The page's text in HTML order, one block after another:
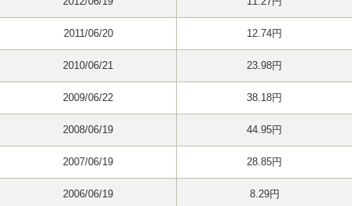
2011/06/20 12.74円
2010/06/21 23.98円
2009/06/22 38.18円
2008/06/19 44.95円
2007/06/19 28.85円
2006/06/19 8.29円